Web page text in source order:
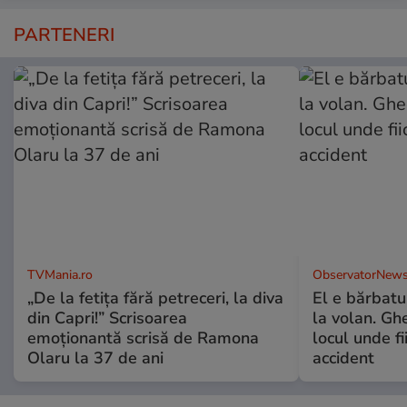
PARTENERI
TVMania.ro
„De la fetița fără petreceri, la diva
din Capri!” Scrisoarea
emoționantă scrisă de Ramona
Olaru la 37 de ani
El e
la volan.
locul unde
accident